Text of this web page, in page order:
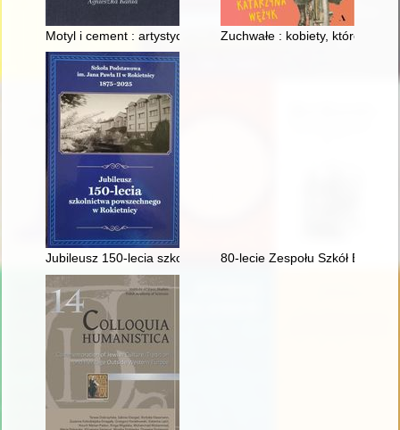
Motyl i cement : artystyczne niespodzianki opolskich ulic
Zuchwałe : kobiety, które
Jubileusz 150-lecia szkolnictwa powszechnego w Rokietnicy :
80-lecie Zespołu Szkół